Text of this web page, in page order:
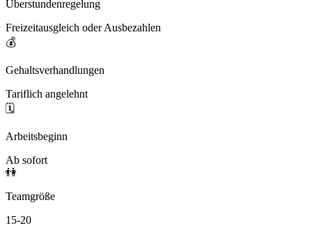
Überstundenregelung
Freizeitausgleich oder Ausbezahlen
💰
Gehaltsverhandlungen
Tariflich angelehnt
🗓️
Arbeitsbeginn
Ab sofort
👫
Teamgröße
15-20